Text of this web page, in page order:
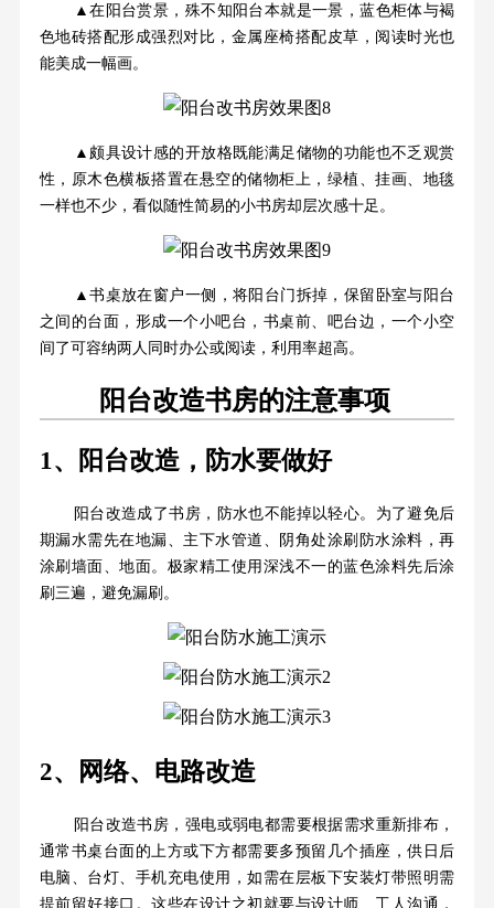
▲在阳台赏景，殊不知阳台本就是一景，蓝色柜体与褐
色地砖搭配形成强烈对比，金属座椅搭配皮草，阅读时光也
能美成一幅画。
▲颇具设计感的开放格既能满足储物的功能也不乏观赏
性，原木色横板搭置在悬空的储物柜上，绿植、挂画、地毯
一样也不少，看似随性简易的小书房却层次感十足。
▲书桌放在窗户一侧，将阳台门拆掉，保留卧室与阳台
之间的台面，形成一个小吧台，书桌前、吧台边，一个小空
间了可容纳两人同时办公或阅读，利用率超高。
阳台改造书房的注意事项
1、阳台改造，防水要做好
阳台改造成了书房，防水也不能掉以轻心。为了避免后
期漏水需先在地漏、主下水管道、阴角处涂刷防水涂料，再
涂刷墙面、地面。极家精工使用深浅不一的蓝色涂料先后涂
刷三遍，避免漏刷。
2、网络、电路改造
阳台改造书房，强电或弱电都需要根据需求重新排布，
通常书桌台面的上方或下方都需要多预留几个插座，供日后
电脑、台灯、手机充电使用，如需在层板下安装灯带照明需
提前留好接口。这些在设计之初就要与设计师、工人沟通，